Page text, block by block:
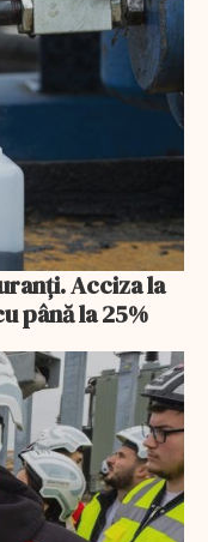
Acciza la
până la 25%